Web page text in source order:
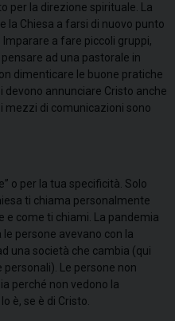
per la direzione spirituale. La
la Chiesa a farsi di nuovo punto
a fare piccoli gruppi,
ad una pastorale in
dimenticare le buone pratiche
devono annunciare Cristo anche
mezzi di comunicazioni sono
o per la tua specificità. Solo
ti chiama personalmente
e come ti chiami. La pandemia
persone avevano con la
una società che cambia (qui
Le persone non
perché non vedono la
è, se è di Cristo.